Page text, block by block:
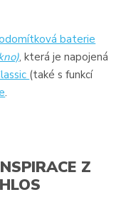
baterie
, která je napojená
(také s funkcí
.
Z